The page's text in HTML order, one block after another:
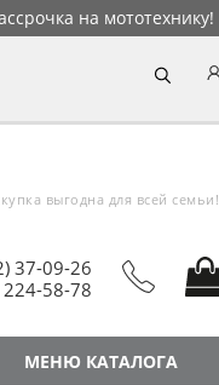
на мототехнику!
37-09-26
224-58-78
выгодна для всей семьи!
МЕНЮ КАТАЛОГА